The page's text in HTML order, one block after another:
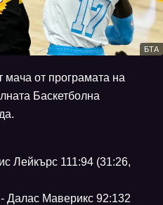
БТА
мача от програмата на
Баскетболна
Лейкърс 111:94 (31:26,
Далас Маверикс 92:132